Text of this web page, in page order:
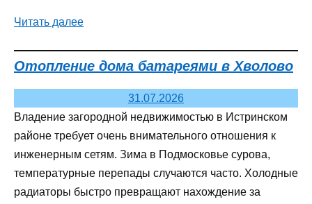
Читать далее
Отопление дома батареями в Хволово
31.07.2026
Владение загородной недвижимостью в Истринском
районе требует очень внимательного отношения к
инженерным сетям. Зима в Подмосковье сурова,
температурные перепады случаются часто. Холодные
радиаторы быстро превращают нахождение за